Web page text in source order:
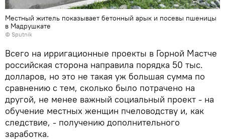
Местный житель показывает бетонный арык и посевы пшеницы
в Мадрушкате
© Sputnik
Всего на ирригационные проекты в Горной Мастче
российская сторона направила порядка 50 тыс.
долларов, но это не такая уж большая сумма по
сравнению с тем, сколько было потрачено на
другой, не менее важный социальный проект - на
обучение местных женщин пчеловодству и, как
следствие, - получению дополнительного
заработка.